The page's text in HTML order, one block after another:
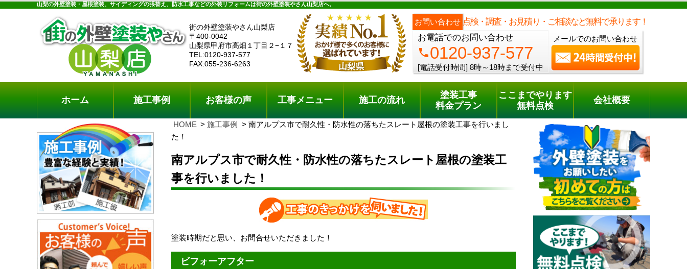
山梨の外壁塗装・屋根塗装、サイディングの張替え、防水工事などの外装リフォームは街の外壁塗装やさん山梨店へ。
街の外壁塗装やさん山梨店
〒400-0042
山梨県甲府市高畑１丁目２−１７
TEL:0120-937-577
FAX:055-236-6263
お問い合わせ 点検・調査・お見積り・ご相談など無料で承ります！
お電話でのお問い合わせ
phone0120-937-577
[電話受付時間] 8時～18時まで受付中
メールでのお問い合わせ
料金プラン 無料点検
電話でのご相談 [8時～18時まで受付中]
phone0120-937-577
ホーム 施工事例 お客様の声 工事メニュー 施工の流れ
塗装工事
料金プラン
ここまでやります
無料点検
会社概要
HOME 施工事例
南アルプス市で耐久性・防水性の落ちたスレート屋根の塗装工事を行いまし
た！
南アルプス市で耐久性・防水性の落ちたスレート屋根の塗装工
事を行いました！
塗装時期だと思い、お問合せいただきました！
ビフォーアフター